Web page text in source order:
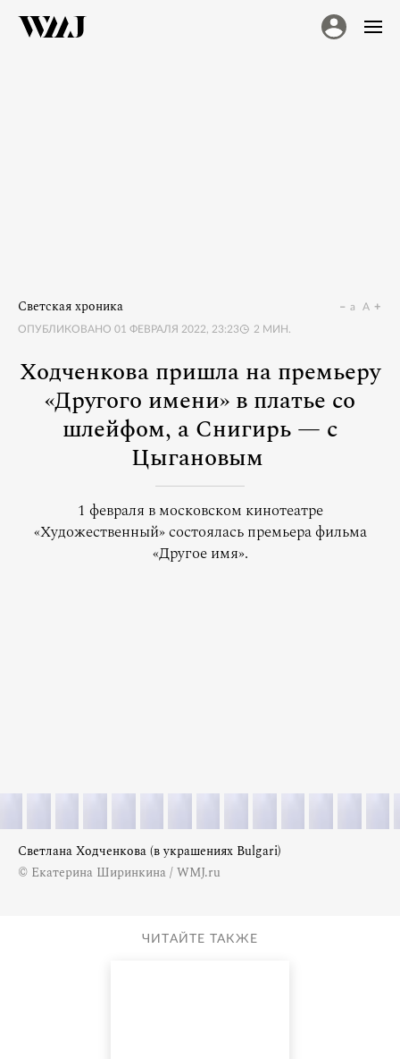
Светская хроника
ОПУБЛИКОВАНО 01 ФЕВРАЛЯ 2022, 23:23 2 МИН.
a A
Ходченкова пришла на премьеру
«Другого имени» в платье со
шлейфом, а Снигирь — с
Цыгановым
1 февраля в московском кинотеатре
«Художественный» состоялась премьера фильма
«Другое имя».
Светлана Ходченкова (в украшениях Bulgari)
© Екатерина Ширинкина / WMJ.ru
ЧИТАЙТЕ ТАКЖЕ